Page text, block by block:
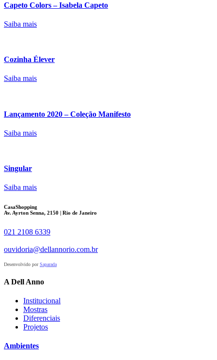
Capeto Colors – Isabela Capeto
Saiba mais
Cozinha Élever
Saiba mais
Lançamento 2020 – Coleção Manifesto
Saiba mais
Singular
Saiba mais
CasaShopping
Av. Ayrton Senna, 2150 | Rio de Janeiro
021 2108 6339
ouvidoria@dellannorio.com.br
Desenvolvido porSaparada
A Dell Anno
Institucional
Mostras
Diferenciais
Projetos
Ambientes